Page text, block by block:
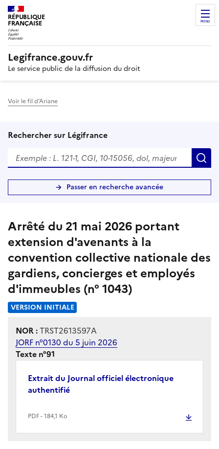
RÉPUBLIQUE
FRANÇAISE MENU
Legifrance.gouv.fr
Le service public de la diffusion du droit
Voir le fil d'Ariane
Rechercher sur Légifrance
Passer en recherche avancée
Arrêté du 21 mai 2026 portant
extension d'avenants à la
convention collective nationale des
gardiens, concierges et employés
d'immeubles (n° 1043)
VERSION INITIALE
NOR :TRST2613597A
JORF n°0130 du 5 juin 2026
Texte n°91
Extrait du Journal officiel électronique
authentifié
PDF - 184,1 Ko